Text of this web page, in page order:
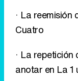
· La
Cuatro
· La
anotar en La